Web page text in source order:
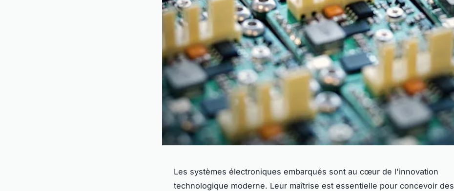
Les systèmes électroniques embarqués sont au cœur de l'innovation
technologique moderne. Leur maîtrise est essentielle pour concevoir des